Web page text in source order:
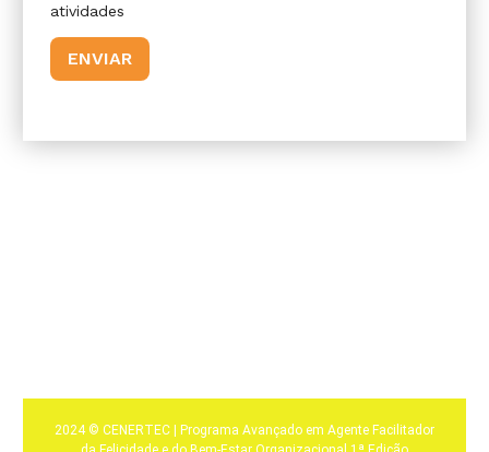
atividades
2024 © CENERTEC | Programa Avançado em Agente Facilitador